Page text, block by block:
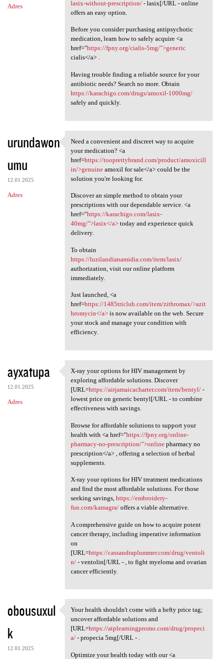
Adres lasix-without-prescription/- lasix[/URL - online
offers an easy option.
Before you consider purchasing antipsychotic
medication, learn how to safely acquire <a
href="https://fpny.org/cialis-5mg/">generic
cialis</a> .
Having trouble finding a reliable source for your
antibiotic needs? Search no more. Obtain
https://karachigo.com/drugs/amoxil-1000mg/
safely and quickly.
urundawon
umu
12.01.2025
Adres
Need a convenient and
Need a convenient and discreet way to acquire
your medication? <a
href=https://tooprettybrand.com/product/amoxicill
in/>genuineamoxil for sale</a> could be the
solution you're looking for.
Discover an simple method to obtain your
prescriptions with our dependable service. <a
href="https://karachigo.com/lasix-
40mg/">lasix</a>today and experience quick
delivery.
To obtain
https://luzilandianamidia.com/item/lasix/
authorization, visit our online platform
immediately.
Just launched, <a
href=https://1485triclub.com/item/zithromax/>azit
hromycin</a>is now available on the web. Secure
your stock and manage your condition with
efficiency.
ayxatupa
12.01.2025
Adres
X-ray your options for HIV
X-ray your options for HIV management by
exploring affordable solutions. Discover
[URL=https://airjamaicacharter.com/item/bentyl/-
lowest price on generic bentyl[/URL - to combine
effectiveness with savings.
Browse for affordable solutions to support your
health with <a href="https://fpny.org/online-
pharmacy-no-prescription/">onlinepharmacy no
prescription</a> , offering a selection of herbal
supplements.
X-ray your options for HIV treatment medications
and find the most affordable solutions. For those
seeking savings, https://embroidery-
fun.com/kamagra/offers a viable alternative.
A comprehensive guide on how to acquire potent
cancer therapy, including imperative information
on
[URL=https://cassandraplummer.com/drug/ventoli
n/- ventolin[/URL - , to fight myeloma and ovarian
cancer efficiently.
obousuxul
k
12.01.2025
Your health shouldn't come
Your health shouldn't come with a hefty price tag;
uncover affordable solutions and
[URL=https://atplearningpromo.com/drug/propeci
a/- propecia 5mg[/URL - .
Optimize your health today with our <a